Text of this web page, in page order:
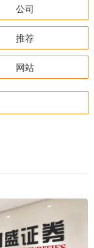
公司
推荐
网站